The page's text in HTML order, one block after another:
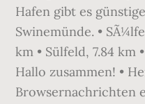
Hafen gibt es
Swinemünde. •
km • Sülfeld, 7.84 km
Hallo zusammen! •
Browsernachrichten